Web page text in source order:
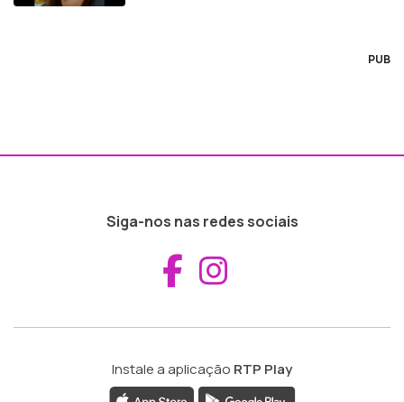
PUB
Siga-nos nas redes sociais
Aceder ao
Instale a aplicação RTP Play